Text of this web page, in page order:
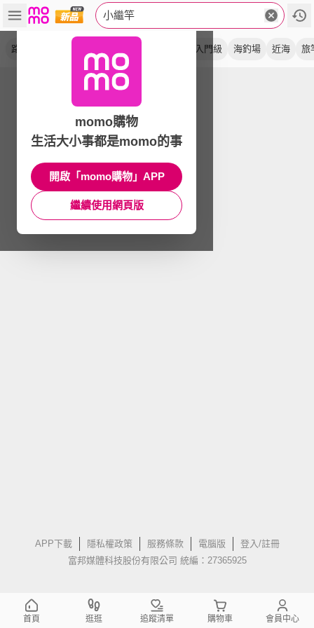
小繼竿
路亞竿 入門級 海釣場 近海 旅
APP下載 隱私權政策 服務條款 電腦版
登入/註冊
富邦媒體科技股份有限公司 統編：27365925
momo購物
生活大小事都是momo的事
開啟「momo購物」APP
繼續使用網頁版
首頁 逛逛 追蹤清單 購物車 會員中心